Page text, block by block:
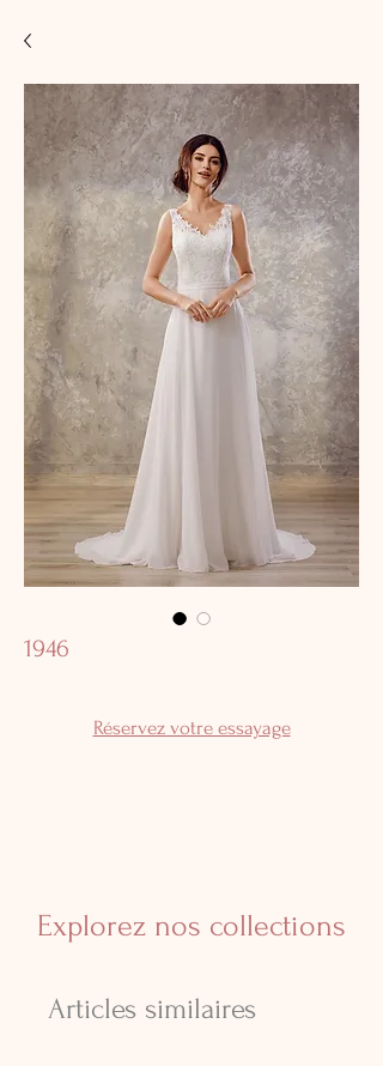
1946
Réservez votre essayage
Explorez nos collections
Articles similaires